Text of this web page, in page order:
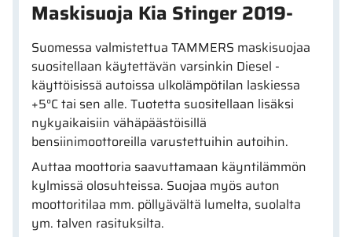
Maskisuoja Kia Stinger 2019-
Suomessa valmistettua TAMMERS maskisuojaa
suositellaan käytettävän varsinkin Diesel -
käyttöisissä autoissa ulkolämpötilan laskiessa
+5°C tai sen alle. Tuotetta suositellaan lisäksi
nykyaikaisiin vähäpäästöisillä
bensiinimoottoreilla varustettuihin autoihin.
Auttaa moottoria saavuttamaan käyntilämmön
kylmissä olosuhteissa. Suojaa myös auton
moottoritilaa mm. pöllyävältä lumelta, suolalta
ym. talven rasituksilta.